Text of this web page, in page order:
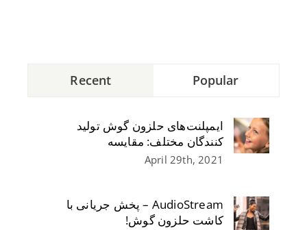
Popular
Recent
ایمپلنت‌های حلزون گوش تولید
کنندگان مختلف: مقایسه
April 29th, 2021
AudioStream – پخش جریانی با
کاشت حلزون گوش!